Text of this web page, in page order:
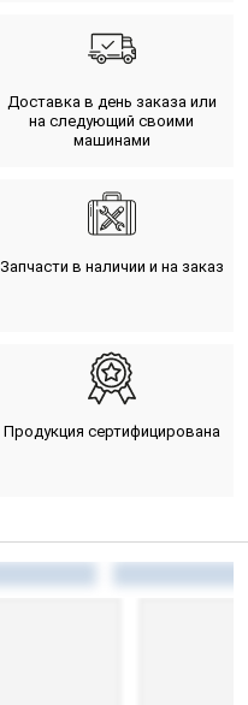
Доставка в день заказа или
на следующий своими
машинами
Запчасти в наличии и на заказ
Продукция сертифицирована